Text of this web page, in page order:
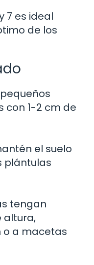
7 es ideal
de los
con 1-2 cm de
el suelo
plántulas
tengan
altura,
a macetas